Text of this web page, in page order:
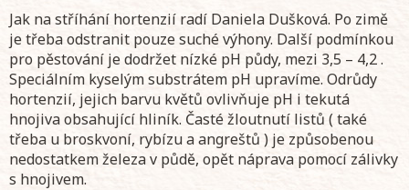
Jak na stříhání hortenzií radí Daniela Dušková. Po zimě
je třeba odstranit pouze suché výhony. Další podmínkou
pro pěstování je dodržet nízké pH půdy, mezi 3,5 – 4,2 .
Speciálním kyselým substrátem pH upravíme. Odrůdy
hortenzií, jejich barvu květů ovlivňuje pH i tekutá
hnojiva obsahující hliník. Časté žloutnutí listů ( také
třeba u broskvoní, rybízu a angreštů ) je způsobenou
nedostatkem železa v půdě, opět náprava pomocí zálivky
s hnojivem.